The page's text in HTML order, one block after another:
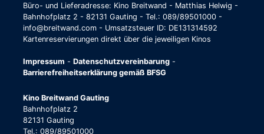
Büro- und Lieferadresse: Kino Breitwand - Matthias Helwig -
Bahnhofplatz 2 - 82131 Gauting - Tel.: 089/89501000 -
info@breitwand.com - Umsatzsteuer ID: DE131314592
Kartenreservierungen direkt über die jeweiligen Kinos
Impressum - Datenschutzvereinbarung -
Barrierefreiheitserklärung gemäß BFSG
Kino Breitwand Gauting
Bahnhofplatz 2
82131 Gauting
Tel.: 089/89501000